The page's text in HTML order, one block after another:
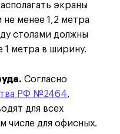
экраны
менее 1,2 метра
столами должны
метра в ширину.
Согласно
РФ №2464,
для всех
числе для офисных.